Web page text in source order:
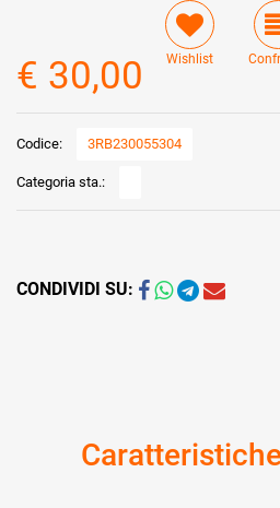
Wishlist
€ 30,00
Codice: 3RB230055304
Categoria sta.:
CONDIVIDI SU: